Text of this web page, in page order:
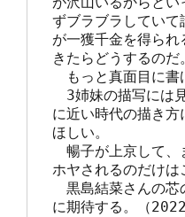
ずブラブラしていて
が一獲千金を得ら
きたらどうするのだ。
もっと真面目に書
3姉妹の描写には
に近い時代の描き
ほしい。
暢子が上京して、
ホヤされるのだけは
黒島結菜さんの芯
に期待する。（